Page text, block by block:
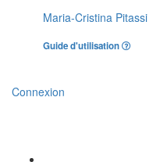
Maria-Cristina Pitassi
Guide d'utilisation
Connexion